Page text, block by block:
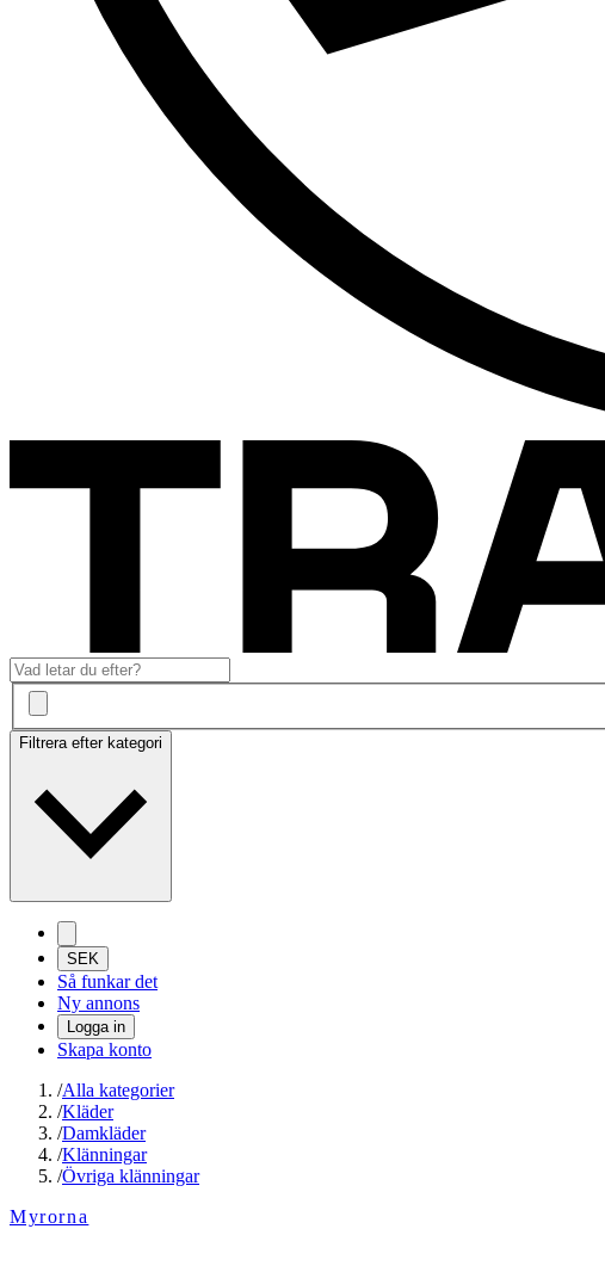
Filtrera efter kategori
SEK
Så funkar det
Ny annons
Logga in
Skapa konto
/Alla kategorier
/Kläder
/Damkläder
/Klänningar
/Övriga klänningar
Myrorna